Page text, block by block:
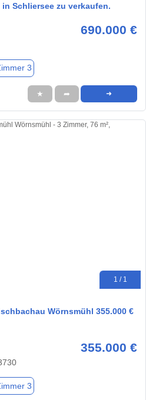
Schliersee zu verkaufen.
690.000 €
3
★ ➦ ➜
1 / 1
Wörnsmühl 355.000 €
355.000 €
3